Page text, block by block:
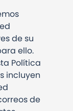
de su
ello.
Política
incluyen
de